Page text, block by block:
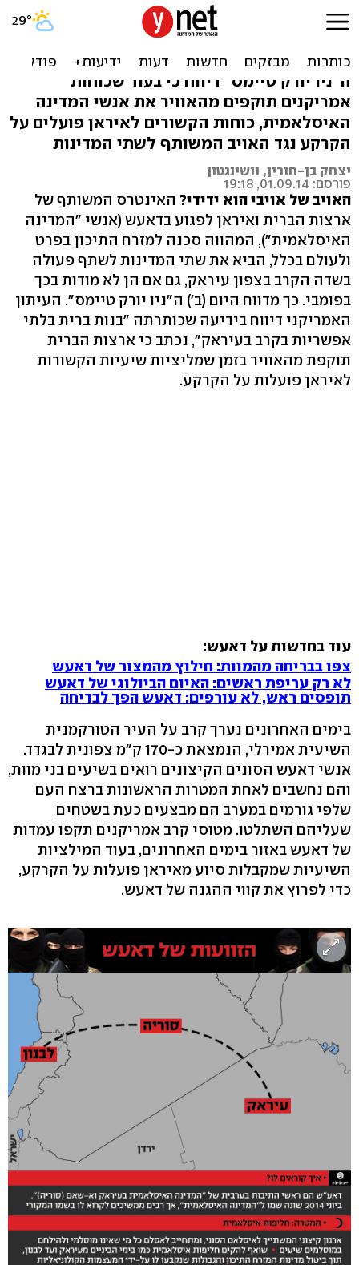
"ארה"ב ואיראן משתפות
פעולה נגד דאעש"
ה"ניו יורק טיימס" דיווח כי בעוד שכוחות
אמריקנים תוקפים מהאוויר את אנשי המדינה
האיסלאמית, כוחות הקשורים לאיראן פועלים על
הקרקע נגד האויב המשותף לשתי המדינות
יצחק בן-חורין, וושינגטון
פורסם: 01.09.14, 19:18
האויב של אויבי הוא ידידי? האינטרס המשותף של
ארצות הברית ואיראן לפגוע בדאעש (אנשי "המדינה
האיסלאמית"), המהווה סכנה למזרח התיכון בפרט
ולעולם בכלל, הביא את שתי המדינות לשתף פעולה
בשדה הקרב בצפון עיראק, גם אם הן לא מודות בכך
בפומבי. כך מדווח היום (ב') ה"ניו יורק טיימס". העיתון
האמריקני דיווח בידיעה שכותרתה "בנות ברית בלתי
אפשריות בקרב בעיראק", נכתב כי ארצות הברית
תוקפת מהאוויר בזמן שמליציות שיעיות הקשורות
לאיראן פועלות על הקרקע.
עוד בחדשות על דאעש:
צפו בבריחה מהמוות: חילוץ מהמצור של דאעש
לא רק עריפת ראשים: האיום הביולוגי של דאעש
תופסים ראש, לא עורפים: דאעש הפך לבדיחה
בימים האחרונים נערך קרב על העיר הטורקמנית
השיעית אמירלי, הנמצאת כ-170 ק"מ צפונית לבגדד.
אנשי דאעש הסונים הקיצונים רואים בשיעים בני מוות,
והם נחשבים לאחת המטרות הראשונות ברצח העם
שלפי גורמים במערב הם מבצעים כעת בשטחים
שעליהם השתלטו. מטוסי קרב אמריקנים תקפו עמדות
של דאעש באזור בימים האחרונים, בעוד המילציות
השיעיות שמקבלות סיוע מאיראן פועלות על הקרקע,
כדי לפרוץ את קווי ההגנה של דאעש.